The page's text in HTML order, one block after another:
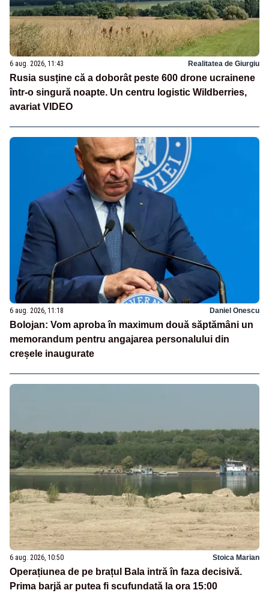
6 aug. 2026, 11:43 Realitatea de Giurgiu
Rusia susține că a doborât peste 600 drone ucrainene
într-o singură noapte. Un centru logistic Wildberries,
avariat VIDEO
6 aug. 2026, 11:18 Daniel Onescu
Bolojan: Vom aproba în maximum două săptămâni un
memorandum pentru angajarea personalului din
creșele inaugurate
6 aug. 2026, 10:50 Stoica Marian
Operațiunea de pe brațul Bala intră în faza decisivă.
Prima barjă ar putea fi scufundată la ora 15:00